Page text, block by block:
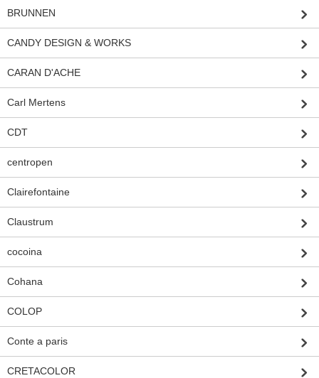
BRUNNEN
CANDY DESIGN & WORKS
CARAN D'ACHE
Carl Mertens
CDT
centropen
Clairefontaine
Claustrum
cocoina
Cohana
COLOP
Conte a paris
CRETACOLOR